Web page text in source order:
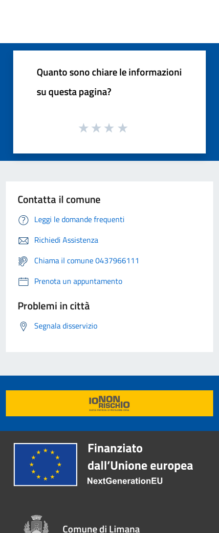
Quanto sono chiare le informazioni
su questa pagina?
Contatta il comune
Leggi le domande frequenti
Richiedi Assistenza
Chiama il comune 0437966111
Prenota un appuntamento
Problemi in città
Segnala disservizio
Comune di Limana